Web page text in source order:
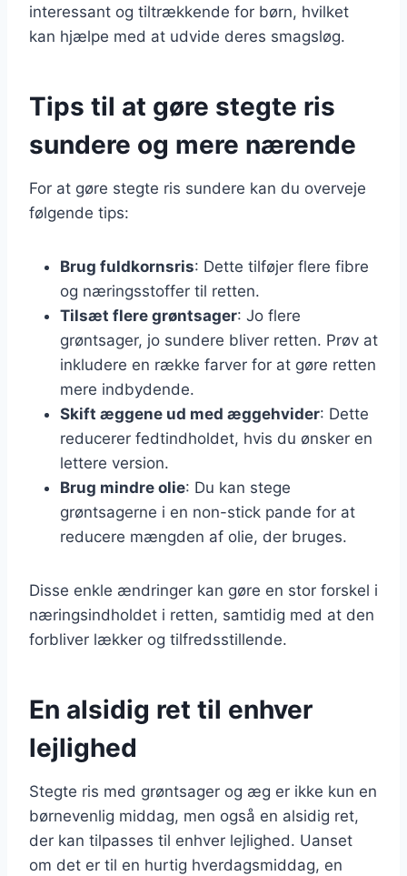
interessant og tiltrækkende for børn, hvilket
kan hjælpe med at udvide deres smagsløg.
Tips til at gøre stegte ris
sundere og mere nærende
For at gøre stegte ris sundere kan du overveje
følgende tips:
Brug fuldkornsris: Dette tilføjer flere fibre
og næringsstoffer til retten.
Tilsæt flere grøntsager: Jo flere
grøntsager, jo sundere bliver retten. Prøv at
inkludere en række farver for at gøre retten
mere indbydende.
Skift æggene ud med æggehvider: Dette
reducerer fedtindholdet, hvis du ønsker en
lettere version.
Brug mindre olie: Du kan stege
grøntsagerne i en non-stick pande for at
reducere mængden af olie, der bruges.
Disse enkle ændringer kan gøre en stor forskel i
næringsindholdet i retten, samtidig med at den
forbliver lækker og tilfredsstillende.
En alsidig ret til enhver
lejlighed
Stegte ris med grøntsager og æg er ikke kun en
børnevenlig middag, men også en alsidig ret,
der kan tilpasses til enhver lejlighed. Uanset
om det er til en hurtig hverdagsmiddag, en